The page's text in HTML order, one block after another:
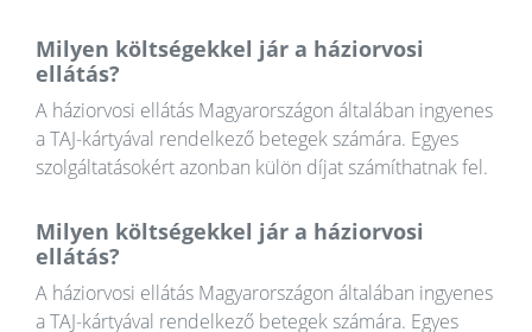
Milyen költségekkel jár a háziorvosi
ellátás?
A háziorvosi ellátás Magyarországon általában ingyenes
a TAJ-kártyával rendelkező betegek számára. Egyes
szolgáltatásokért azonban külön díjat számíthatnak fel.
Milyen költségekkel jár a háziorvosi
ellátás?
A háziorvosi ellátás Magyarországon általában ingyenes
a TAJ-kártyával rendelkező betegek számára. Egyes